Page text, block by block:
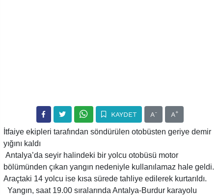
KAYDET A- A+
İtfaiye ekipleri tarafından söndürülen otobüsten geriye demir
yığını kaldı
Antalya’da seyir halindeki bir yolcu otobüsü motor
bölümünden çıkan yangın nedeniyle kullanılamaz hale geldi.
Araçtaki 14 yolcu ise kısa sürede tahliye edilerek kurtarıldı.
Yangın, saat 19.00 sıralarında Antalya-Burdur karayolu